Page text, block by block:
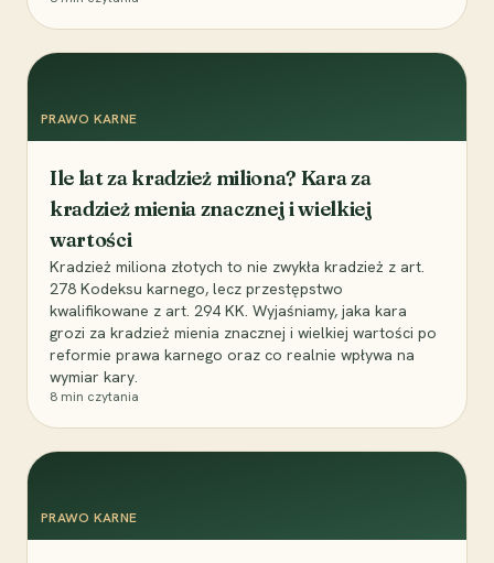
PRAWO KARNE
Ile lat za kradzież miliona? Kara za
kradzież mienia znacznej i wielkiej
wartości
Kradzież miliona złotych to nie zwykła kradzież z art.
278 Kodeksu karnego, lecz przestępstwo
kwalifikowane z art. 294 KK. Wyjaśniamy, jaka kara
grozi za kradzież mienia znacznej i wielkiej wartości po
reformie prawa karnego oraz co realnie wpływa na
wymiar kary.
8 min czytania
PRAWO KARNE